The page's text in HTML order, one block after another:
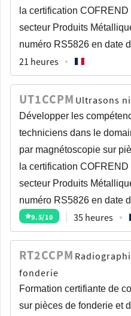
la certification
secteur Produits
numéro RS5826 en date
21 heures
UT1CCPM Ultrasons
Développer les
techniciens dans le
par magnétoscopie sur
la certification
secteur Produits
numéro RS5826 en date
9.5/10 35 heures
RT2CCPM
fonderie
Formation certifiante de
sur pièces de fonderie et